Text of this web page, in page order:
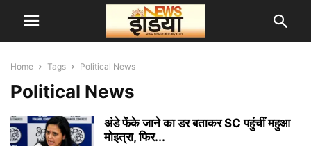
Home Tags Political News
Political News
अंडे फेंके जाने का डर बताकर SC पहुंचीं महुआ
मोइत्रा, फिर...